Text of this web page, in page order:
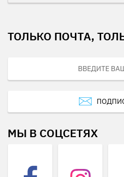
ТОЛЬКО ПОЧТА,
МЫ В СОЦСЕТЯХ